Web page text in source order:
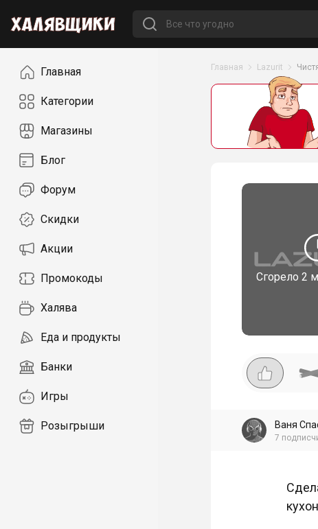
НавигацияГлавная
Категории
Магазины
Блог
Форум
Скидки
Акции
Промокоды
Халява
Еда и продукты
Банки
Игры
Розыгрыши
Главная Lazurit
Сгорело 2
Ваня
7